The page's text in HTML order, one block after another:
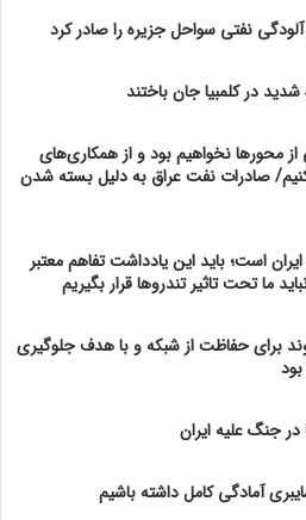
نفتی سواحل جزیره را صادر کرد
محور‌ها نخواهیم بود و از همکاری‌های
صادرات نفت عراق به دلیل بسته شدن
است؛ باید این یادداشت تفاهم معتبر
ما تحت تاثیر تندروها قرار بگیریم
برای حفاظت از شبکه و با هدف جلوگیری
آمادگی کامل داشته باشیم